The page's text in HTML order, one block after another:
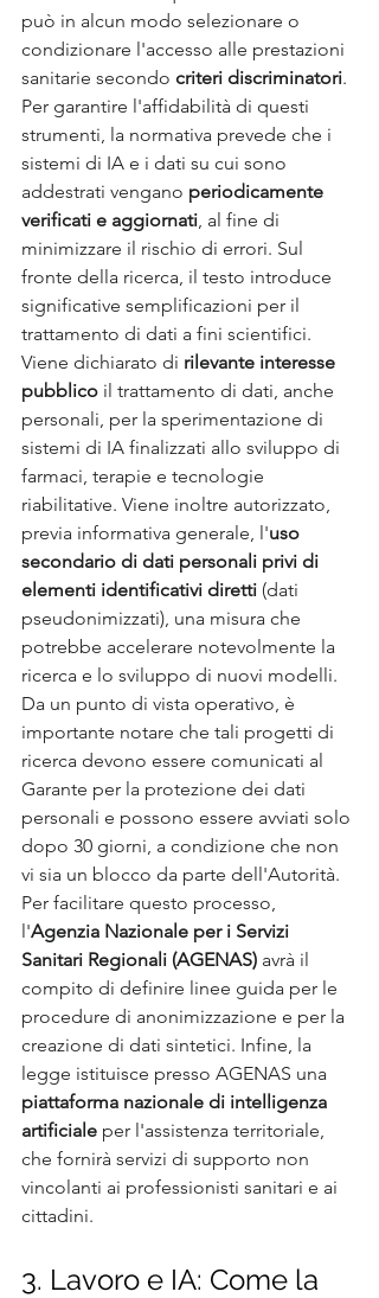
può in alcun modo selezionare o
condizionare l'accesso alle prestazioni
sanitarie secondo criteri discriminatori.
Per garantire l'affidabilità di questi
strumenti, la normativa prevede che i
sistemi di IA e i dati su cui sono
addestrati vengano periodicamente
verificati e aggiornati , al fine di
minimizzare il rischio di errori. Sul
fronte della ricerca, il testo introduce
significative semplificazioni per il
trattamento di dati a fini scientifici.
Viene dichiarato di rilevante interesse
pubblico il trattamento di dati, anche
personali, per la sperimentazione di
sistemi di IA finalizzati allo sviluppo di
farmaci, terapie e tecnologie
riabilitative. Viene inoltre autorizzato,
previa informativa generale, l'uso
secondario di dati personali privi di
elementi identificativi diretti (dati
pseudonimizzati), una misura che
potrebbe accelerare notevolmente la
ricerca e lo sviluppo di nuovi modelli.
Da un punto di vista operativo, è
importante notare che tali progetti di
ricerca devono essere comunicati al
Garante per la protezione dei dati
personali e possono essere avviati solo
dopo 30 giorni, a condizione che non
vi sia un blocco da parte dell'Autorità.
Per facilitare questo processo,
l'Agenzia Nazionale per i Servizi
Sanitari Regionali (AGENAS) avrà il
compito di definire linee guida per le
procedure di anonimizzazione e per la
creazione di dati sintetici. Infine, la
legge istituisce presso AGENAS una
piattaforma nazionale di intelligenza
artificiale per l'assistenza territoriale,
che fornirà servizi di supporto non
vincolanti ai professionisti sanitari e ai
cittadini.
3. Lavoro e IA: Come la